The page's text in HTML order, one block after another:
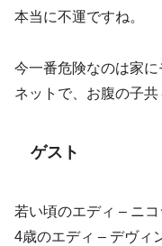
本当に不運ですね。
今一番危険なのは家
ネットで、お腹の子共
ゲスト
若い頃のエディ – ニ
4歳のエディ – デヴィ